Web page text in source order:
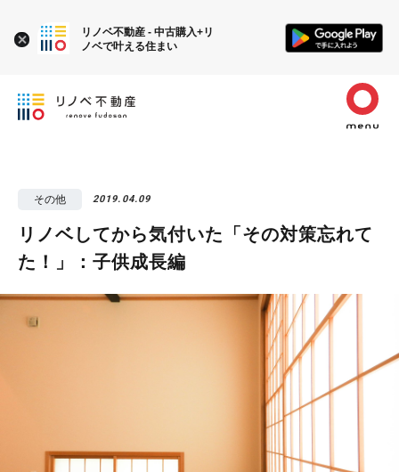
その他 2019.04.09
リノベしてから気付いた「その対策忘れて
た！」：子供成長編
リノベ不動産 - 中古購入+リ
ノベで叶える住まい